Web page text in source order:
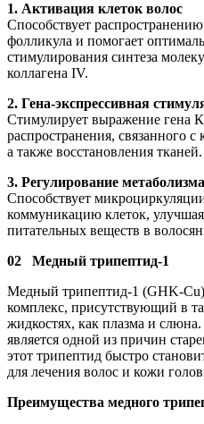
1. Активация клеток волос
Способствует
фолликула и помогает
стимулирования синтеза
коллагена IV.
2. Гена-экспрессивная
Стимулирует выражение гена
распространения, связанного
а также восстановления тканей.
3. Регулирование
Способствует
коммуникацию клеток,
питательных веществ в
02 Медный трипептид-1
Медный трипептид-1 (GHK-
комплекс, присутствующий в
жидкостях, как плазма и
является одной из причин
этот трипептид быстро
для лечения волос и кожи
Преимущества медного